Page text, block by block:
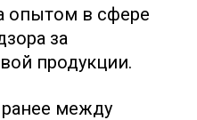
опытом в сфере
за
продукции.
между